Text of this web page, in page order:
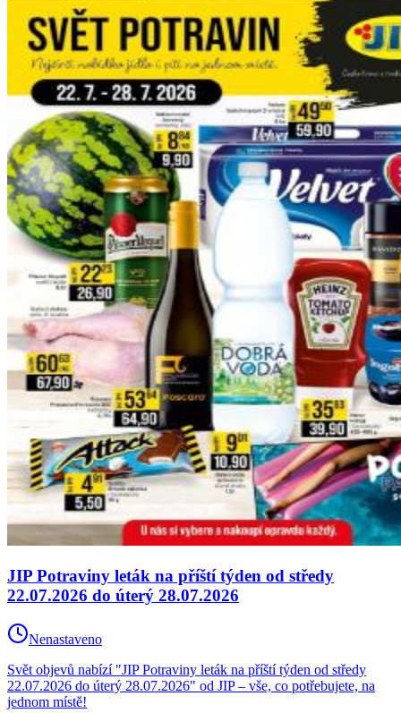
JIP Potraviny leták na příští týden od středy
22.07.2026 do úterý 28.07.2026
Nenastaveno
Svět objevů nabízí "JIP Potraviny leták na příští týden od středy
22.07.2026 do úterý 28.07.2026" od JIP – vše, co potřebujete, na
jednom místě!